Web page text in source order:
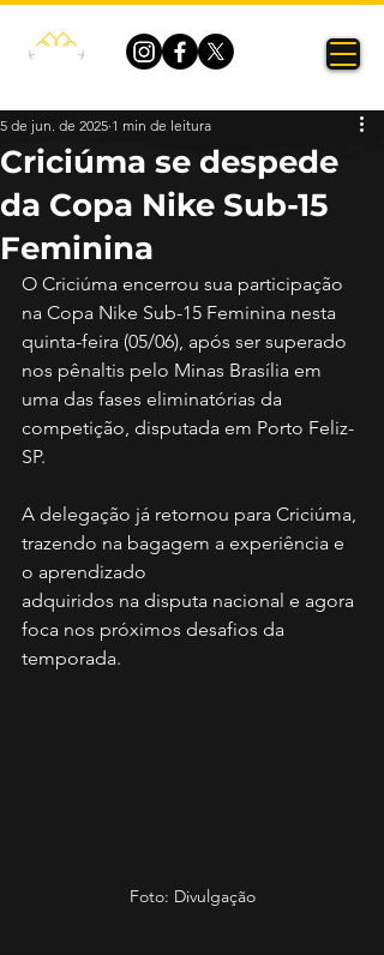
Criciúma se despede
da Copa Nike Sub-15
Feminina
5 de jun. de 2025 1 min de leitura
O Criciúma encerrou sua participação
na Copa Nike Sub-15 Feminina nesta
quinta-feira (05/06), após ser superado
nos pênaltis pelo Minas Brasília em
uma das fases eliminatórias da
competição, disputada em Porto Feliz-
SP.
A delegação já retornou para Criciúma,
trazendo na bagagem a experiência e
o aprendizado
adquiridos na disputa nacional e agora
foca nos próximos desafios da
temporada.
Foto: Divulgação